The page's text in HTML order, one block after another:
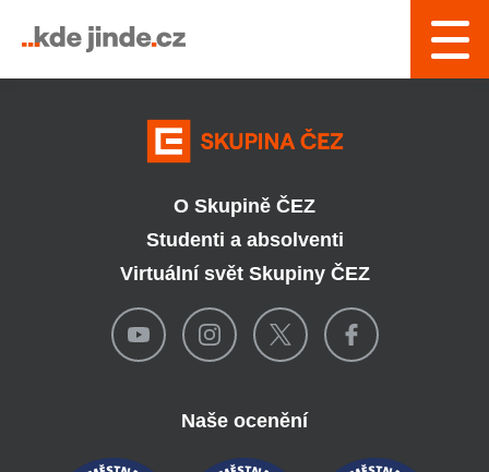
O Skupině ČEZ
Studenti a absolventi
Virtuální svět Skupiny ČEZ
Naše ocenění